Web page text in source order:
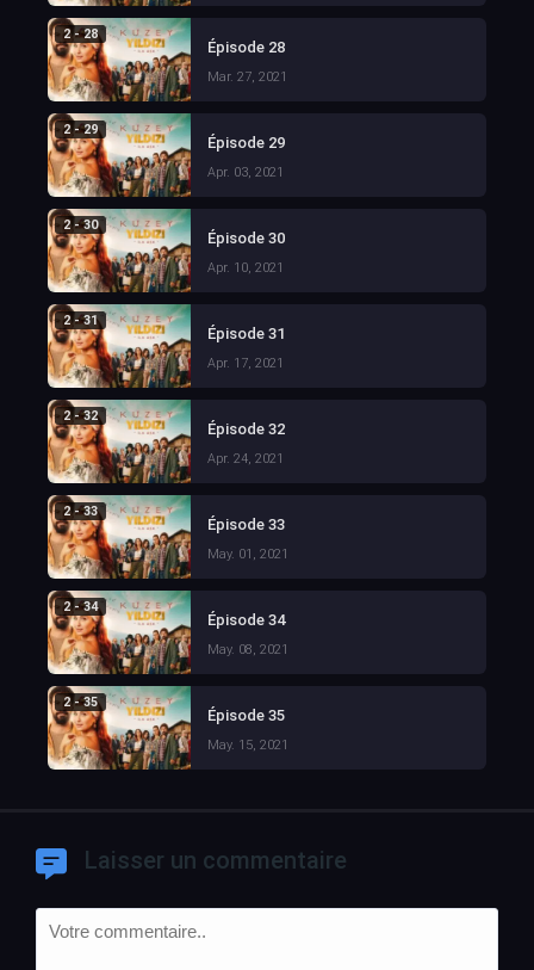
2 - 28
Épisode 28
Mar. 27, 2021
2 - 29
Épisode 29
Apr. 03, 2021
2 - 30
Épisode 30
Apr. 10, 2021
2 - 31
Épisode 31
Apr. 17, 2021
2 - 32
Épisode 32
Apr. 24, 2021
2 - 33
Épisode 33
May. 01, 2021
2 - 34
Épisode 34
May. 08, 2021
2 - 35
Épisode 35
May. 15, 2021
Laisser un commentaire